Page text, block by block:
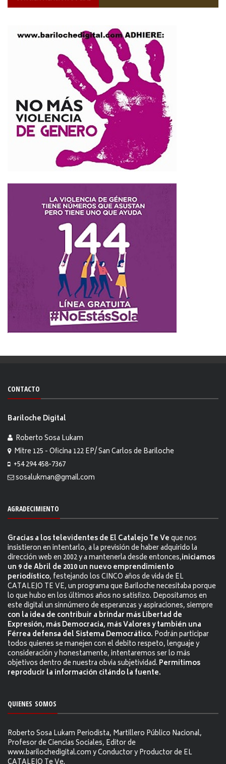
CONTACTO
Bariloche Digital
Roberto Sosa Lukam
Mitre 125 - Oficina 122 EP/ San Carlos de Bariloche
+54 294 458-7367
sosalukman@gmail.com
AGRADECIMIENTO
Gracias a los televidentes de El Catalejo Te Veque nos
insistieron en intentarlo, a la previsión de haber adquirido la
dirección web en 2002 y a mantenerla desde entonces,iniciamos
un 9 de Abril de 2010 un nuevo emprendimiento
periodístico, festejando los CINCO años de vida de EL
CATALEJO TE VE, un programa que Bariloche necesitaba porque
lo que hubo en los últimos años no satisfizo. Depositamos en
este digital un sinnúmero de esperanzas y aspiraciones, siempre
con la idea de contribuir a brindar más Libertad de
Expresión, más Democracia, más Valores y también una
Férrea defensa del Sistema Democrático. Podrán participar
todos quienes se manejen con el debito respeto, lenguaje y
consideración y honestamente, intentaremos ser lo más
objetivos dentro de nuestra obvia subjetividad. Permitimos
reproducir la información citándo la fuente.
QUIENES SOMOS
Roberto Sosa Lukam Periodista, Martillero Público Nacional,
Profesor de Ciencias Sociales, Editor de
www.barilochedigital.com y Conductor y Productor de EL